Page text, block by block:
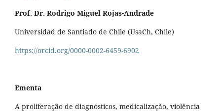
Prof. Dr. Rodrigo Miguel Rojas-Andrade
Universidad de Santiado de Chile (UsaCh, Chile)
https://orcid.org/0000-0002-6459-6902
Ementa
A proliferação de diagnósticos, medicalização, violência